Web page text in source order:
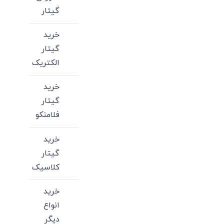
گیتار
خرید
گیتار
الکتریک
خرید
گیتار
فلامنکو
خرید
گیتار
کلاسیک
خرید
انواع
دیگر